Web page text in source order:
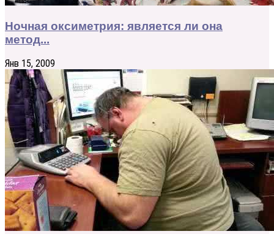
Ночная оксиметрия: является ли она
метод...
Янв 15, 2009